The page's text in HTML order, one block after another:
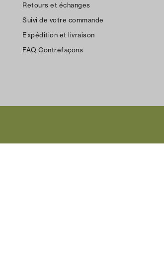
Retours et échanges
Suivi de votre commande
Expédition et livraison
FAQ Contrefaçons